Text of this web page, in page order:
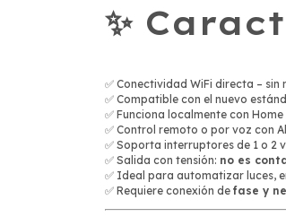
✨
✅ Conectividad WiFi directa –
✅ Compatible con el nuevo
✅ Funciona localmente con
✅ Control remoto o por voz con
✅ Soporta interruptores de 1 o 2
✅ Salida con tensión: no es
✅ Ideal para automatizar luces,
✅ Requiere conexión de fase y